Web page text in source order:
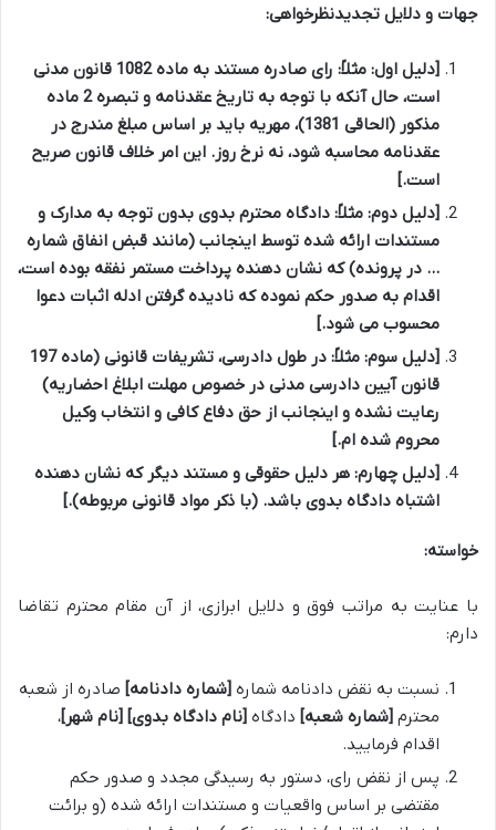
جهات و دلایل تجدیدنظرخواهی:
[دلیل اول: مثلاً: رای صادره مستند به ماده 1082 قانون مدنی
است، حال آنکه با توجه به تاریخ عقدنامه و تبصره 2 ماده
مذکور (الحاقی 1381)، مهریه باید بر اساس مبلغ مندرج در
عقدنامه محاسبه شود، نه نرخ روز. این امر خلاف قانون صریح
است.]
[دلیل دوم: مثلاً: دادگاه محترم بدوی بدون توجه به مدارک و
مستندات ارائه شده توسط اینجانب (مانند قبض انفاق شماره
… در پرونده) که نشان دهنده پرداخت مستمر نفقه بوده است،
اقدام به صدور حکم نموده که نادیده گرفتن ادله اثبات دعوا
محسوب می شود.]
[دلیل سوم: مثلاً: در طول دادرسی، تشریفات قانونی (ماده 197
قانون آیین دادرسی مدنی در خصوص مهلت ابلاغ احضاریه)
رعایت نشده و اینجانب از حق دفاع کافی و انتخاب وکیل
محروم شده ام.]
[دلیل چهارم: هر دلیل حقوقی و مستند دیگر که نشان دهنده
اشتباه دادگاه بدوی باشد. (با ذکر مواد قانونی مربوطه).]
خواسته:
با عنایت به مراتب فوق و دلایل ابرازی، از آن مقام محترم تقاضا
دارم:
نسبت به نقض دادنامه شماره [شماره دادنامه] صادره از شعبه
محترم [شماره شعبه] دادگاه [نام دادگاه بدوی] [نام شهر]،
اقدام فرمایید.
پس از نقض رای، دستور به رسیدگی مجدد و صدور حکم
مقتضی بر اساس واقعیات و مستندات ارائه شده (و برائت